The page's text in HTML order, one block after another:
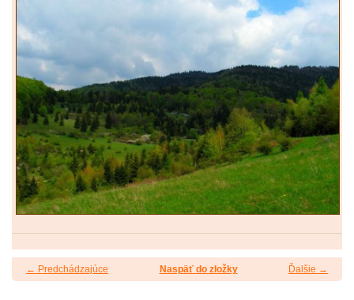
← Predchádzajúce Ďalšie →
Naspäť do zložky